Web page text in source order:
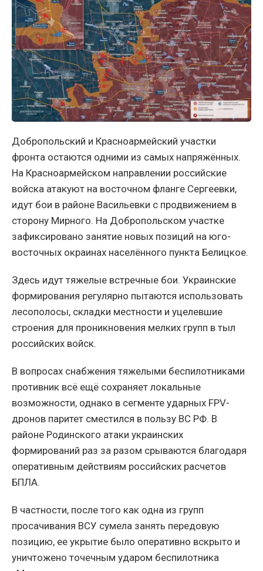
Добропольский и Красноармейский участки
фронта остаются одними из самых напряжённых.
На Красноармейском направлении российские
войска атакуют на восточном фланге Сергеевки,
идут бои в районе Васильевки с продвижением в
сторону Мирного. На Добропольском участке
зафиксировано занятие новых позиций на юго-
восточных окраинах населённого пункта Белицкое.
Здесь идут тяжелые встречные бои. Украинские
формирования регулярно пытаются использовать
лесополосы, складки местности и уцелевшие
строения для проникновения мелких групп в тыл
российских войск.
В вопросах снабжения тяжелыми беспилотниками
противник всё ещё сохраняет локальные
возможности, однако в сегменте ударных FPV-
дронов паритет сместился в пользу ВС РФ. В
районе Родинского атаки украинских
формирований раз за разом срываются благодаря
оперативным действиям российских расчетов
БПЛА.
В частности, после того как одна из групп
просачивания ВСУ сумела занять передовую
позицию, ее укрытие было оперативно вскрыто и
уничтожено точечным ударом беспилотника